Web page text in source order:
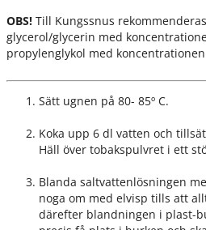
OBS! Till Kungssnus
glycerol/glycerin med
propylenglykol med koncentrationen
Sätt ugnen på 80- 85º C.
Koka upp 6 dl vatten och
Häll över tobakspulvret i ett
Blanda saltvattenlösningen
noga om med elvisp tills att
därefter blandningen i plast-